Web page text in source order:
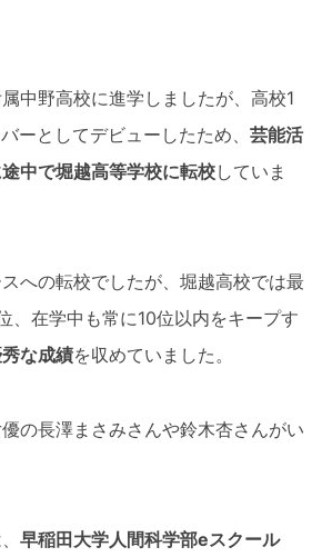
中野高校に進学しましたが、高校1
ーとしてデビューしたため、 芸能活
中で堀越高等学校に転校していま
への転校でしたが、堀越高校では最
、在学中も常に10位以内をキープす
な成績を収めていました。
の長澤まさみさんや鈴木杏さんがい
早稲田大学人間科学部eスクール